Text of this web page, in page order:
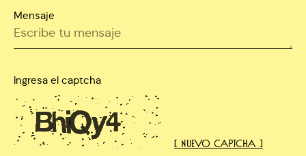
Mensaje
Ingresa el captcha
[ Nuevo captcha ]